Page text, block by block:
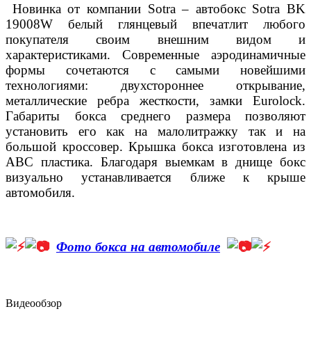
Новинка от компании Sotra – автобокс Sotra BK
19008W белый глянцевый впечатлит любого
покупателя своим внешним видом и
характеристиками. Современные аэродинамичные
формы сочетаются с самыми новейшими
технологиями: двухстороннее открывание,
металлические ребра жесткости, замки Eurolock.
Габариты бокса среднего размера позволяют
установить его как на малолитражку так и на
большой кроссовер. Крышка бокса изготовлена из
ABC пластика. Благодаря выемкам в днище бокс
визуально устанавливается ближе к крыше
автомобиля.
Фото бокса на автомобиле
Видеообзор